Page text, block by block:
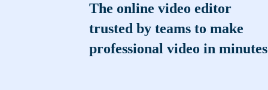
The online video editor
trusted by teams to make
professional video in minutes